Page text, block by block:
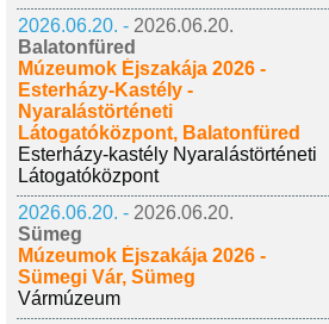
2026.06.20. - 2026.06.20.
Balatonfüred
Múzeumok Éjszakája 2026 -
Esterházy-Kastély -
Nyaralástörténeti
Látogatóközpont, Balatonfüred
Esterházy-kastély Nyaralástörténeti
Látogatóközpont
2026.06.20. - 2026.06.20.
Sümeg
Múzeumok Éjszakája 2026 -
Sümegi Vár, Sümeg
Vármúzeum